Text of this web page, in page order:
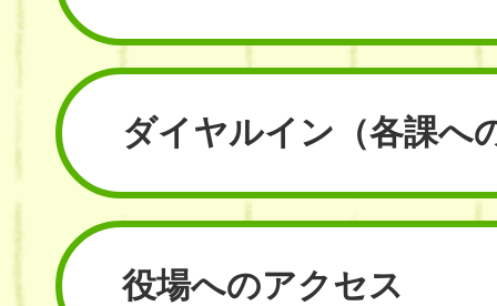
ダイヤルイン （各課へ
役場へのアクセス